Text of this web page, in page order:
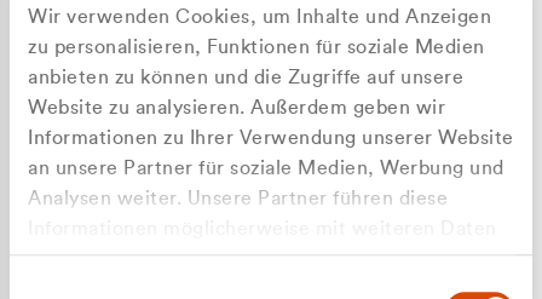
Wir verwenden Cookies, um Inhalte und Anzeigen
zu personalisieren, Funktionen für soziale Medien
anbieten zu können und die Zugriffe auf unsere
Website zu analysieren. Außerdem geben wir
Informationen zu Ihrer Verwendung unserer Website
an unsere Partner für soziale Medien, Werbung und
Analysen weiter. Unsere Partner führen diese
Apilash Balanesan